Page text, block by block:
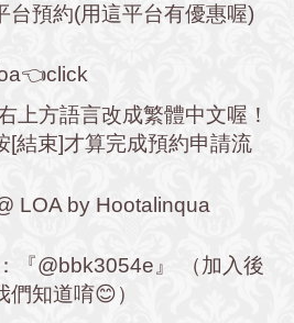
台預約(用這平台有優惠喔)
👈click
上方語言改成繁體中文喔！
[結束]才算完成預約申請流
LOA by Hootalinqua
『@bbk3054e』 （加入後
知道唷😊）